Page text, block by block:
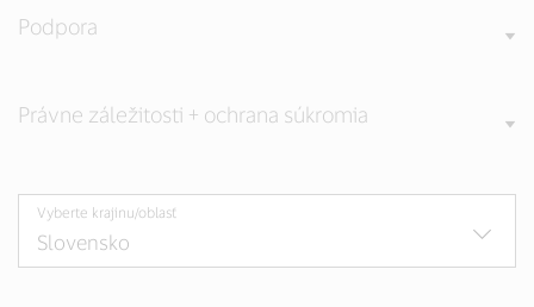
Podpora
Právne záležitosti + ochrana súkromia
Vyberte krajinu/oblasť